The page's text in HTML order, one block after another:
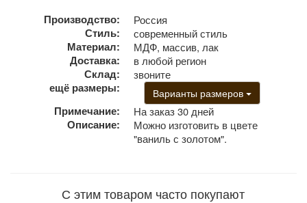
Производство:
Россия
Стиль:
современный стиль
Материал:
МДФ, массив, лак
Доставка:
в любой регион
Склад:
звоните
ещё размеры:
Варианты размеров
Примечание:
На заказ 30 дней
Описание:
Можно изготовить в цвете
"ваниль с золотом".
С этим товаром часто покупают